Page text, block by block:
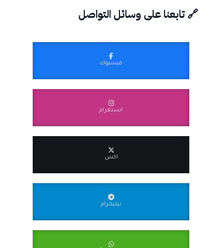
🔗 تابعنا على وسائل التواصل
فيسبوك
انستغرام
اكس
تيليجرام